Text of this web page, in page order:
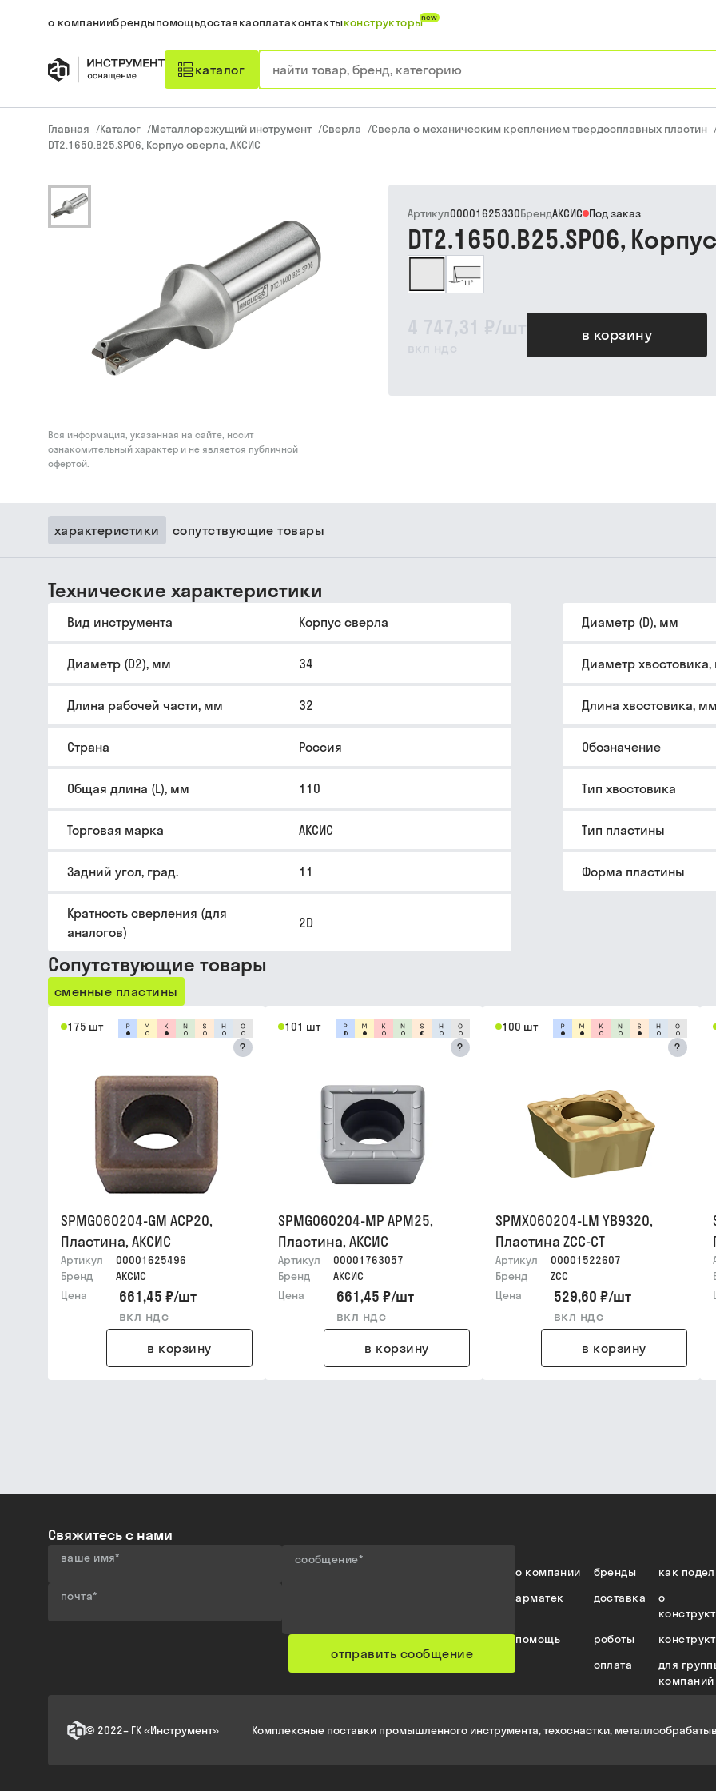
о компаниибрендыпомощьдоставкаоплатаконтактыконструкторыnew
каталог
Главная /Каталог /Металлорежущий инструмент /Сверла /Сверла с механическим креплением твердосплавных пластин
DT2.1650.B25.SP06, Корпус сверла, АКСИС
Вся информация, указанная на сайте, носит
ознакомительный характер и не является публичной
офертой.
4 747,31 ₽/шт
вкл ндс
в корзину
Артикул00001625330БрендАКСИС Под заказ
DT2.1650.B25.SP06,
характеристики сопутствующие товары
Технические характеристики
Вид инструмента Корпус сверла Диаметр (D), мм
Диаметр (D2), мм 34 Диаметр
Длина рабочей части, мм 32 Длина хвостовика, мм
Страна Россия Обозначение
Общая длина (L), мм 110 Тип хвостовика
Торговая марка АКСИС Тип пластины
Задний угол, град. 11 Форма пластины
Кратность сверления (для
аналогов)
2D
Сопутствующие товары
сменные пластины
175 шт
?
SPMG060204-GM ACP20,
Пластина, АКСИС
Артикул
00001625496
Бренд
АКСИС
Цена
661,45 ₽/шт
вкл ндс
в корзину
101 шт
?
SPMG060204-MP APM25,
Пластина, АКСИС
Артикул
00001763057
Бренд
АКСИС
Цена
661,45 ₽/шт
вкл ндс
в корзину
100 шт
?
SPMX060204-LM YB9320,
Пластина ZCC-CT
Артикул
00001522607
Бренд
ZCC
Цена
529,60 ₽/шт
вкл ндс
в корзину
Свяжитесь с нами
ваше имя*
почта*
сообщение*
отправить сообщение
как
бренды
о компании
о
доставка
арматек
роботы
помощь
для
компаний
оплата
© 2022– ГК «Инструмент» Комплексные поставки промышленного инструмента, техоснастки,